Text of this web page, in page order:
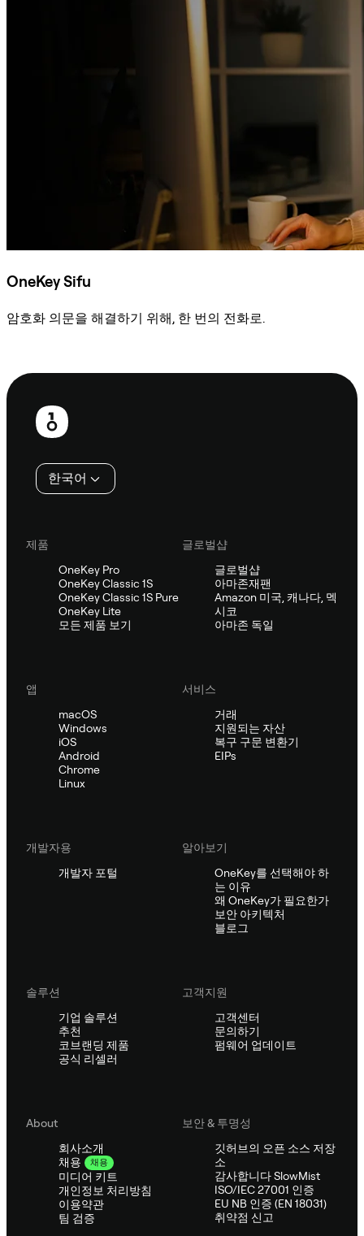
OneKey Sifu
암호화 의문을 해결하기 위해, 한 번의 전화로.
보
한국어
제품
OneKey Pro
OneKey Classic 1S
OneKey Classic 1S Pure
OneKey Lite
모든 제품 보기
글로벌샵
글로벌샵
아마존재팬
Amazon 미국, 캐나다, 멕
시코
아마존 독일
앱
macOS
Windows
iOS
Android
Chrome
Linux
서비스
거래
지원되는 자산
복구 구문 변환기
EIPs
개발자용
개발자 포털
알아보기
OneKey를 선택해야 하
는 이유
왜 OneKey가 필요한가
보안 아키텍처
블로그
솔루션
기업 솔루션
추천
코브랜딩 제품
공식 리셀러
고객지원
고객센터
문의하기
펌웨어 업데이트
About
회사소개
채용
채용
미디어 키트
개인정보 처리방침
이용약관
팀 검증
보안 & 투명성
깃허브의 오픈 소스 저장
소
감사합니다 SlowMist
ISO/IEC 27001 인증
EU NB 인증 (EN 18031)
취약점 신고